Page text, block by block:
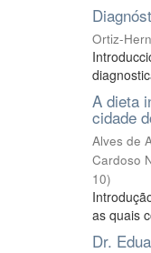
Ortiz-
A dieta
cidade
Alves de
Cardoso
10)
as quais
Dr.